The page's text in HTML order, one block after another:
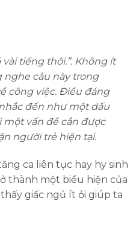
vài tiếng thôi.”. Không ít
câu này trong
công việc. Điều đáng
đến như một dấu
một vấn đề cần được
người trẻ hiện tại.
ca liên tục hay hy sinh
thành một biểu hiện của
giấc ngủ ít ỏi giúp ta